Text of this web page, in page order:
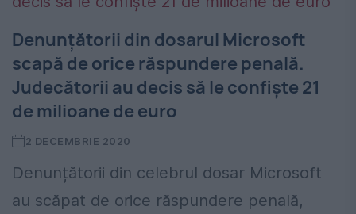
Denunțătorii din dosarul Microsoft
scapă de orice răspundere penală.
Judecătorii au decis să le confiște 21
de milioane de euro
2 DECEMBRIE 2020
Denunțătorii din celebrul dosar Microsoft
au scăpat de orice răspundere penală,